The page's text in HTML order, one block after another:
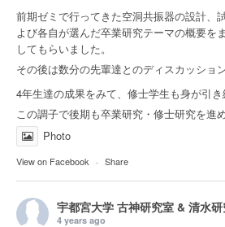
前期ゼミで行ってきた空洞共振器の設計、
よび各自が選んだ卒業研究テーマの概要を
してもらいました。
その後は数分の先輩達とのディスカッション
4年生達の成果をみて、修士学生も身が引き
この調子で後期も卒業研究・修士研究を進
Photo
View on Facebook · Share
宇都宮大学 古神研究室 & 清水
4 years ago